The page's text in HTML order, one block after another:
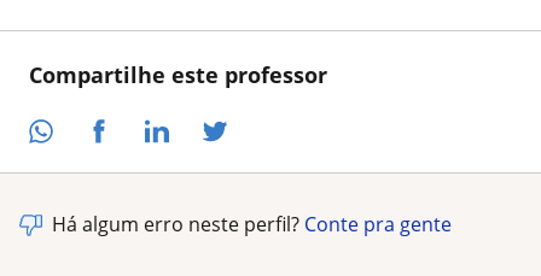
Compartilhe este professor
Há algum erro neste perfil? Conte pra gente